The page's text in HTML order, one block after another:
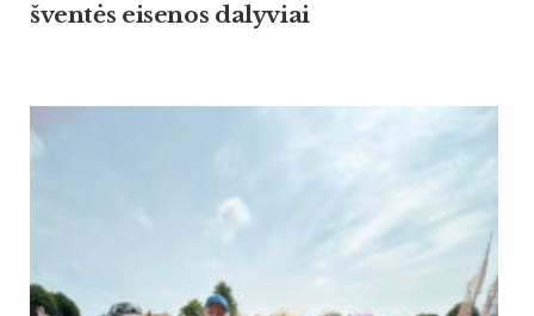
šventės eisenos dalyviai